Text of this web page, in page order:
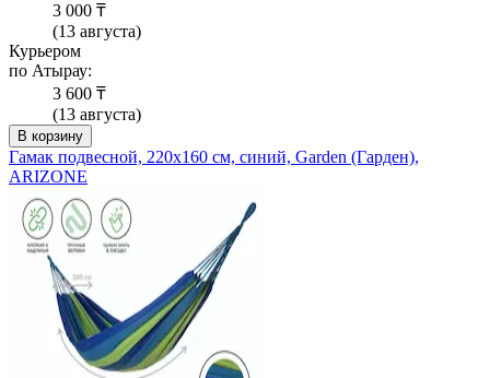
3 000 ₸
(13 августа)
Курьером
по Атырау:
3 600 ₸
(13 августа)
В корзину
Гамак подвесной, 220х160 см, синий, Garden (Гарден),
ARIZONE